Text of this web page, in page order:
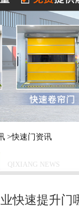
>快速门资讯
QIXIANG NEWS
快速提升门